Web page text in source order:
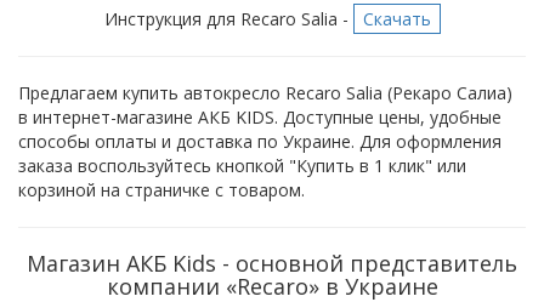
Инструкция для Recaro Salia - Скачать
Предлагаем купить автокресло Recaro Salia (Рекаро Салиа)
в интернет-магазине АКБ KIDS. Доступные цены, удобные
способы оплаты и доставка по Украине. Для оформления
заказа воспользуйтесь кнопкой "Купить в 1 клик" или
корзиной на страничке с товаром.
Магазин АКБ Kids - основной представитель
компании «Recaro» в Украине